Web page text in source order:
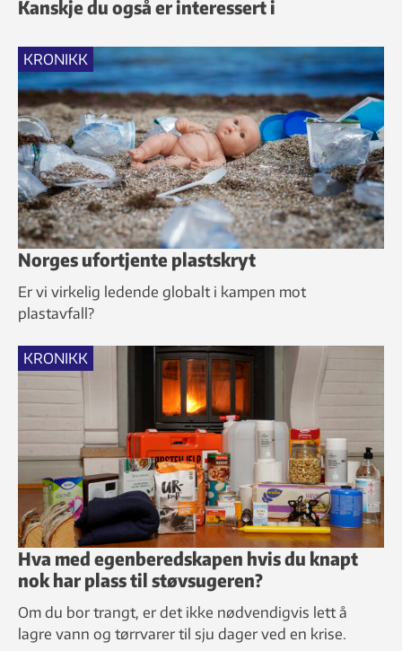
Kanskje du også er interessert i
KRONIKK
Norges ufortjente plastskryt
Er vi virkelig ledende globalt i kampen mot
plastavfall?
KRONIKK
Hva med egenberedskapen hvis du knapt
nok har plass til støvsugeren?
Om du bor trangt, er det ikke nødvendigvis lett å
lagre vann og tørrvarer til sju dager ved en krise.